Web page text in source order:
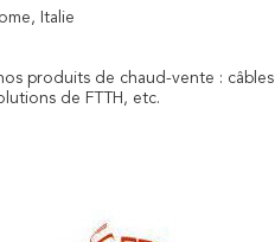
Italie
produits de chaud-vente :
de FTTH, etc.